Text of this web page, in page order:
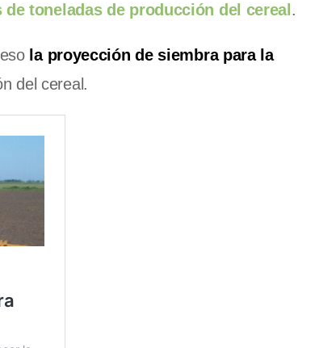
toneladas de producción del cereal .
la proyección de siembra para la
del cereal.